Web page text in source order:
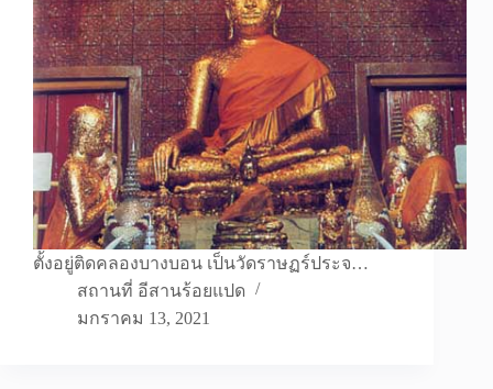
ตั้งอยู่ติดคลองบางบอน เป็นวัดราษฏร์ประจ…
สถานที่ อีสานร้อยแปด
มกราคม 13, 2021